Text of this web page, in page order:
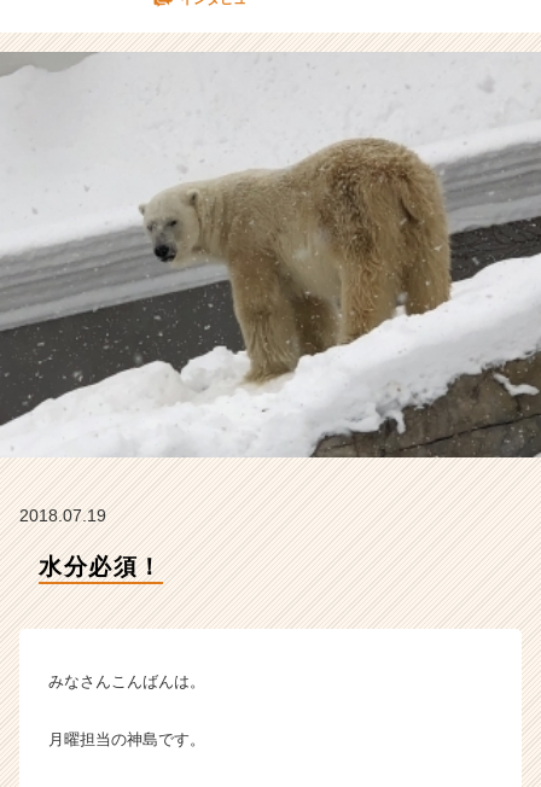
ー
ラ
イ
ン】
|
ベ
ン
チ
ャ
成
企
ト
2018.07.19
水分必須！
みなさんこんばんは。
月曜担当の神島です。